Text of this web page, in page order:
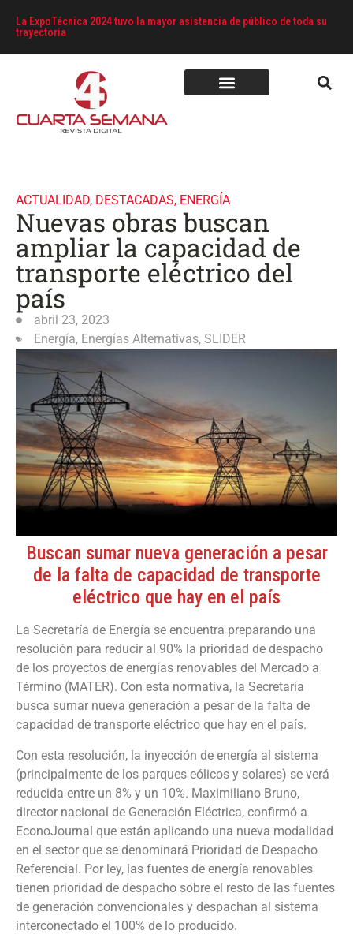
La ExpoTécnica 2024 tuvo la mayor asistencia de público de toda su
trayectoria
ACTUALIDAD, DESTACADAS, ENERGÍA
Nuevas obras buscan
ampliar la capacidad de
transporte eléctrico del
país
abril 23, 2023
Energía, Energías Alternativas, SLIDER
Buscan sumar nueva generación a pesar
de la falta de capacidad de transporte
eléctrico que hay en el país
La Secretaría de Energía se encuentra preparando una
resolución para reducir al 90% la prioridad de despacho
de los proyectos de energías renovables del Mercado a
Término (MATER). Con esta normativa, la Secretaría
busca sumar nueva generación a pesar de la falta de
capacidad de transporte eléctrico que hay en el país.
Con esta resolución, la inyección de energía al sistema
(principalmente de los parques eólicos y solares) se verá
reducida entre un 8% y un 10%. Maximiliano Bruno,
director nacional de Generación Eléctrica, confirmó a
EconoJournal que están aplicando una nueva modalidad
en el sector que se denominará Prioridad de Despacho
Referencial. Por ley, las fuentes de energía renovables
tienen prioridad de despacho sobre el resto de las fuentes
de generación convencionales y despachan al sistema
interconectado el 100% de lo producido.